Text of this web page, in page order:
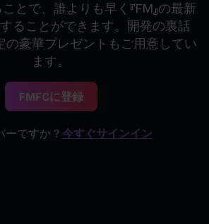
とで、誰よりも早く『FM』の最新
ることができます。開発の裏話
の豪華プレゼントもご用意してい
ます。
FMFCに登録
ーですか？ 今すぐサインイン